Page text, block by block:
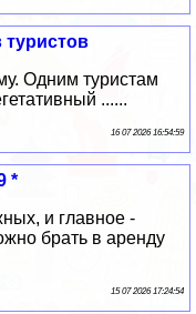
Одним туристам
......
16 07 2026 16:54:59
*
и главное -
брать в аренду
15 07 2026 17:24:54